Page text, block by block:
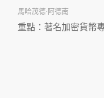
馬哈茂德·阿德南
重點：著名加密貨幣